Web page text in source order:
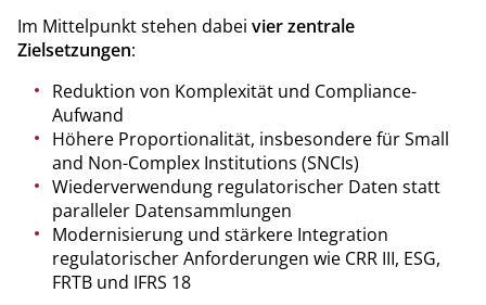
Im Mittelpunkt stehen dabei vier zentrale
Zielsetzungen:
Reduktion von Komplexität und Compliance-
Aufwand
Höhere Proportionalität, insbesondere für Small
and Non-Complex Institutions (SNCIs)
Wiederverwendung regulatorischer Daten statt
paralleler Datensammlungen
Modernisierung und stärkere Integration
regulatorischer Anforderungen wie CRR III, ESG,
FRTB und IFRS 18